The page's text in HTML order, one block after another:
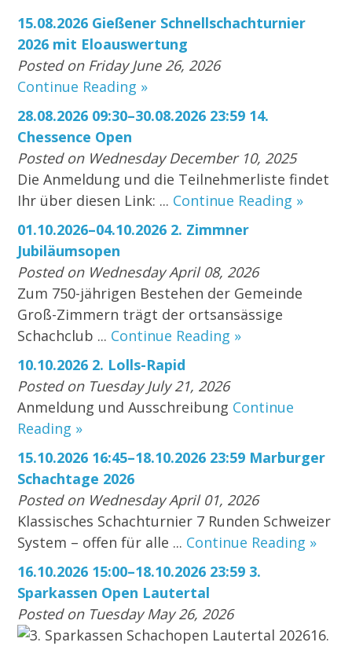
15.08.2026 Gießener Schnellschachturnier
2026 mit Eloauswertung
Posted on Friday June 26, 2026
Continue Reading »
28.08.2026 09:30–30.08.2026 23:59 14.
Chessence Open
Posted on Wednesday December 10, 2025
Die Anmeldung und die Teilnehmerliste findet
Ihr über diesen Link: ... Continue Reading »
01.10.2026–04.10.2026 2. Zimmner
Jubiläumsopen
Posted on Wednesday April 08, 2026
Zum 750-jährigen Bestehen der Gemeinde
Groß-Zimmern trägt der ortsansässige
Schachclub ... Continue Reading »
10.10.2026 2. Lolls-Rapid
Posted on Tuesday July 21, 2026
Anmeldung und Ausschreibung Continue
Reading »
15.10.2026 16:45–18.10.2026 23:59 Marburger
Schachtage 2026
Posted on Wednesday April 01, 2026
Klassisches Schachturnier 7 Runden Schweizer
System – offen für alle ... Continue Reading »
16.10.2026 15:00–18.10.2026 23:59 3.
Sparkassen Open Lautertal
Posted on Tuesday May 26, 2026
3. Sparkassen Schachopen Lautertal 202616.